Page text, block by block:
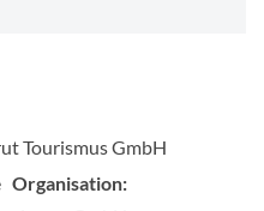
Tourismus GmbH
Organisation: